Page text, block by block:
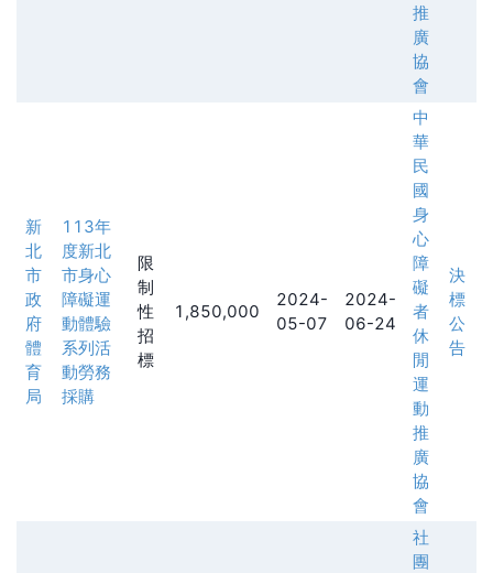
推
廣
協
會
新
北
市
政
府
體
育
局
113年
度新北
市身心
障礙運
動體驗
系列活
動勞務
採購
限
制
性
招
標
1,850,000
2024-
05-07
2024-
06-24
中
華
民
國
身
心
障
礙
者
休
閒
運
動
推
廣
協
會
決
標
公
告
社
團